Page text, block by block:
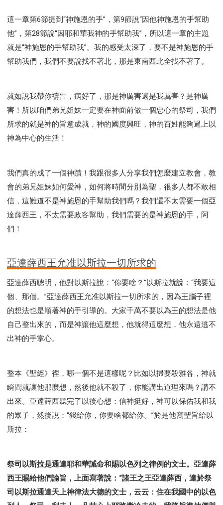
這一章第6節提到“神施恩的手”，第9節說“因他神施恩的手幫助
他”，第28節說“因耶和華我神的手幫助我”，所以這一章的主題
就是“神施恩的手幫助我”。我的感受太深了，要不是神施恩的手
幫助我們，我們不要說找不著北，那是東南西北全找不著了。
就如說我帶你禱告，病好了，那是神厲害還是我厲害？是神厲
害！所以咱們弟兄姐妹一定要在神面前做一個忠心的祭司，我們
所求的就是神的旨意成就，神的國度興旺，神的百姓能夠過上以
神為中心的生活！
我們真的成了一個神蹟！我跟很多人分享我們怎麼建立教會，教
會的弟兄姐妹如何愛神，如何將時間分別為聖，很多人都不敢相
信，這難道不是神施恩的手幫助我們嗎？我們還不太需要一個亞
達薛西王，不太需要政客幫助，我們需要的是神施恩的手，阿
們！
亞達薛西王允准以斯拉一切所求的
亞達薛西聰明，他對以斯拉說：“你要啥？”以斯拉就說：“我要這
個、那個。”亞達薛西王允准以斯拉一切所求的，因為王腦子裡
的想法也是順著神的手引導的。大家千萬不要以為王的想法是他
自己整出來的，而是神讓他這麼想，他就得這麼想，他永遠逃不
出神的手掌心。
整本《聖經》裡，哪一個不是這樣呢？比如以掃要殺雅各，神就
瞬間就讓他那麼想，然後他就不殺了，你能講出道理來嗎？講不
出來。亞達薛西聽完了以後心想：信神挺好，神可以保佑我和我
的眾子，然後說：“錢給你，你要啥都給你。”於是他寫聖旨給以
斯拉：
祭司以斯拉是通達耶和華誡命和賜以色列之律例的文士。亞達薛
西王賜給他們諭旨，上面寫著說：“諸王之王亞達薛西，達於祭
司以斯拉通達天上神律法大德的文士，云云：住在我國中的以色